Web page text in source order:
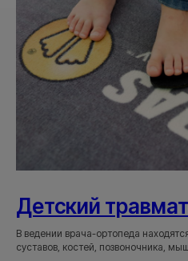
Детский
В ведении врача-ортопеда
суставов, костей, позвоночника,